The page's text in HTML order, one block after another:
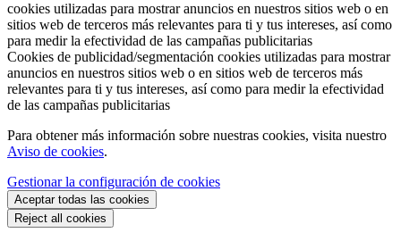
cookies utilizadas para mostrar anuncios en nuestros sitios web o en
sitios web de terceros más relevantes para ti y tus intereses, así como
para medir la efectividad de las campañas publicitarias
Cookies de publicidad/segmentación cookies utilizadas para mostrar
anuncios en nuestros sitios web o en sitios web de terceros más
relevantes para ti y tus intereses, así como para medir la efectividad
de las campañas publicitarias
Para obtener más información sobre nuestras cookies, visita nuestro
Aviso de cookies.
Gestionar la configuración de cookies
Aceptar todas las cookies
Reject all cookies